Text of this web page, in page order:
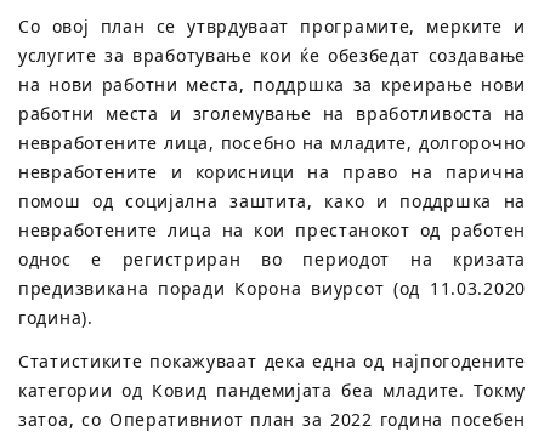
Со овој план се утврдуваат програмите, мерките и
услугите за вработување кои ќе обезбедат создавање
на нови работни места, поддршка за креирање нови
работни места и зголемување на вработливоста на
невработените лица, посебно на младите, долгорочно
невработените и корисници на право на парична
помош од социјална заштита, како и поддршка на
невработените лица на кои престанокот од работен
однос е регистриран во периодот на кризата
предизвикана поради Корона виурсот (од 11.03.2020
година).
Статистиките покажуваат дека една од најпогодените
категории од Ковид пандемијата беа младите. Токму
затоа, со Оперативниот план за 2022 година посебен